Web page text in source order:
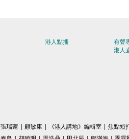
港人點播
有聲
港人
張瑞蓮 顧敏康 《港人講地》編輯室
焦點短